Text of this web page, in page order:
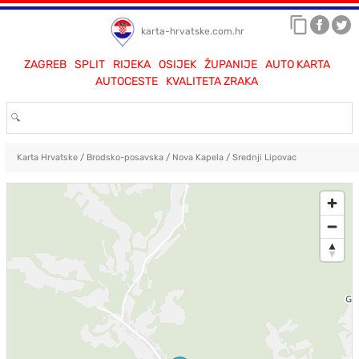
karta-hrvatske.com.hr
ZAGREB SPLIT RIJEKA OSIJEK ŽUPANIJE
AUTO KARTA
AUTOCESTE
KVALITETA ZRAKA
Karta Hrvatske/ Brodsko-posavska/ Nova Kapela/ Srednji Lipovac